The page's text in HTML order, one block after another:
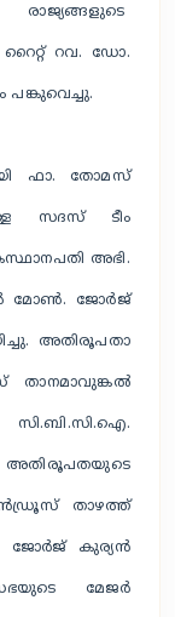
റവ. ഡോ.
പങ്കുവെച്ചു.
ഫാ. തോമസ്
സദസ് ടീം
അഭി.
മോൺ. ജോർജ്
അതിരൂപതാ
താനമാവുങ്കൽ
താഴത്ത്
ജോർജ് കുര്യൻ
മേജർ